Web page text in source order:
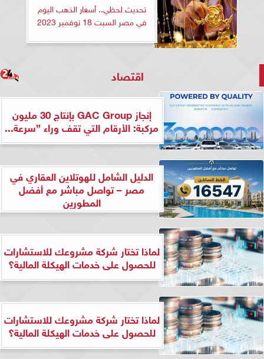
تحديث لحظي.. أسعار الذهب اليوم
في مصر السبت 18 نوفمبر 2023
اقتصاد
إنجاز GAC Group بإنتاج 30 مليون
مركبة: الأرقام التي تقف وراء ”سرعة...
الدليل الشامل للهوتلاين العقاري في
مصر – تواصل مباشر مع أفضل
المطورين
لماذا تختار شركة مشروعك للاستشارات
للحصول على خدمات الهيكلة المالية؟
لماذا تختار شركة مشروعك للاستشارات
للحصول على خدمات الهيكلة المالية؟